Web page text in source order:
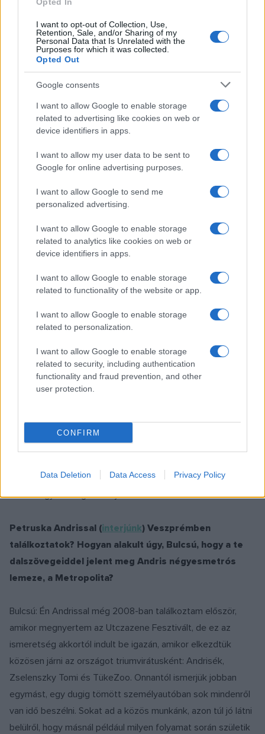
I want to opt-out of Collection, Use,
Retention, Sale, and/or Sharing of my
Personal Data that Is Unrelated with the
Purposes for which it was collected.
Opted Out
Google consents
I want to allow Google to enable storage
related to advertising like cookies on web or
device identifiers in apps.
I want to allow my user data to be sent to
Google for online advertising purposes.
I want to allow Google to send me
personalized advertising.
I want to allow Google to enable storage
related to analytics like cookies on web or
device identifiers in apps.
I want to allow Google to enable storage
related to functionality of the website or app.
I want to allow Google to enable storage
related to personalization.
I want to allow Google to enable storage
related to security, including authentication
functionality and fraud prevention, and other
user protection.
CONFIRM
Data Deletion Data Access Privacy Policy
Mindenesetre érdekes zenei csemege.
Bulcsú: Többet lehet improvizálni a színpadon, én személy
szerint jobban fel tudok szabadulni, kevésbé köt meg a
aranyosabb, és az az eredeti.
A TükeZoo Klubot hogy kell elképzelni? Gondolom,
nem makramézni jártok össze?
Bulcsú: Igazság szerint még az is belefér. Annyi volt csak az
alapelképzelés, hogy legyen végre egy klubunk
rendszeresen, egy állandó helyszínen. Mehet bármi, csak
velünk legyen kapcsolatban, és odavonzza az embereket.
Bulcsúval vagy cajon-workshop Gergővel, diavetítés stb.
Pillanatnyilag havonta tartunk egy koncertet mindig más
vendégfellépővel, aki előttünk játszik egy blokkot, amiben
szerepel egy TükeZoo-feldolgozás is az ő szája íze szerint,
aztán a koncertünk során játszunk közösen is, egymás
műsorából, vagy feldolgozunk valamit, illetve jammelünk. Buli
után pedig DJ-skedünk, kedvenc dalokból válogatva. Jó a
klub, mert egyre többen jönnek új arcok. Igyekszünk mindig
es, tematikus blokkunk, szeptemberben pedig Szeder lesz a
vendégünk (interjúnk), akivel már egy kisebb
Októberben elektromoskodunk, karácsonyra pedig
vonósnégyes hangversenyt tervezünk TükeZoo dalokból.
Petruska Andrissal (interjúnk) Veszprémben
találkoztatok? Hogyan alakult úgy, Bulcsú, hogy a te
dalszövegeiddel jelent meg Andris négyesmetrós
lemeze, a Metropolita?
Bulcsú: Én Andrissal még 2008-ban találkoztam először,
amikor megnyertem az Utczazene Fesztivált, de ez az
ismeretség akkortól indult be igazán, amikor elkezdtük
közösen járni az országot triumvirátusként: Andrisék,
Zselenszky Tomi és TükeZoo. Onnantól ismerjük jobban
egymást, egy dugig tömött személyautóban sok mindenről
van idő beszélni. Sokat ad a közös munkánk, azon túl jó látni
belülről, hogy másnál például milyen folyamat során születik